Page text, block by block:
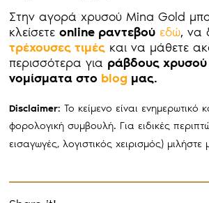
Στην αγορά χρυσού Mina Gold
κλείσετεonline ραντεβού εδώ, να
τρέχουσες τιμές και να μάθετε
περισσότερα για ράβδους
νομίσματα στο blog μας.
Disclaimer: Το κείμενο είναι ενημερωτικό
φορολογική συμβουλή. Για ειδικές
εισαγωγές, λογιστικός χειρισμός) μιλήστε